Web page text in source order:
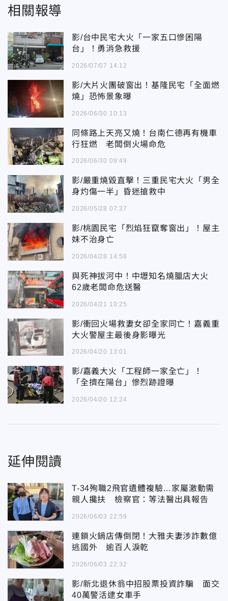
相關報導
影/台中民宅大火「一家五口慘困陽
台」！勇消急救援
2026/07/07 14:12
影/大片火團破窗出！基隆民宅「全面燃
燒」恐怖景象曝
2026/06/30 10:13
同條路上天亮又燒！台南仁德再有機車
行狂燃 老闆倒火場命危
2026/06/30 09:49
影/嚴重燒毀直擊！三重民宅大火「男全
身灼傷一半」昏迷搶救中
2026/05/28 07:37
影/桃園民宅「烈焰狂竄奪窗出」！屋主
妹不治身亡
2026/04/28 14:58
與死神拔河中！中壢知名燒臘店大火
62歲老闆命危送醫
2026/04/21 10:25
影/衝回火場救妻女卻全家同亡！嘉義重
大火警屋主最後身影曝光
2026/04/20 13:01
影/嘉義大火「工程師一家全亡」！
「全擠在陽台」慘烈跡證曝
2026/04/20 12:24
延伸閱讀
T-34殉職2飛官遺體複驗…家屬激動需
親人攙扶 檢察官：等法醫出具報告
2026/06/03 22:59
連鎖火鍋店傳倒閉！大雅夫妻涉詐數億
逃國外 逾百人淚乾
2026/06/03 22:32
影/新北退休翁中招股票投資詐騙 面交
40萬警活逮女車手